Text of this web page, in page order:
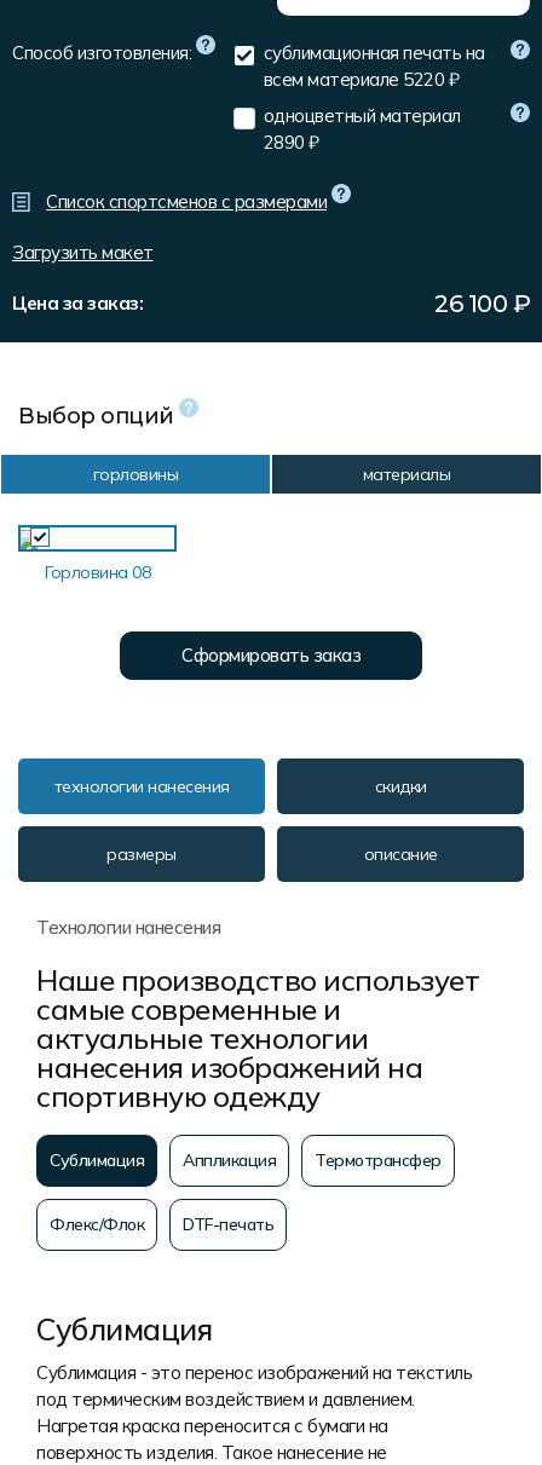
Способ изготовления:
сублимационная печать на
всем материале 5220 ₽
одноцветный материал
2890 ₽
Список спортсменов с размерами
Загрузить макет
Цена за заказ: 26 100 ₽
Выбор опций
Горловина 08
горловины материалы
Сформировать заказ
технологии нанесения скидки
размеры описание
Технологии нанесения
Наше производство использует
самые современные и
актуальные технологии
нанесения изображений на
спортивную одежду
Сублимация Аппликация Термотрансфер
Флекс/Флок DTF-печать
Сублимация
Сублимация - это перенос изображений на текстиль
под термическим воздействием и давлением.
Нагретая краска переносится с бумаги на
поверхность изделия. Такое нанесение не
Распродажа
Реквизиты
Система скидок и наценок
Пользовательское соглашение